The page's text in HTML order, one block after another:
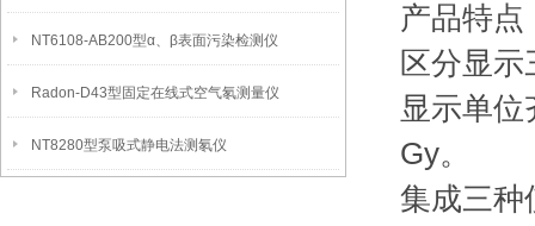
NT6108-AB200型α、β表面污染检测仪
Radon-D43型固定在线式空气氡测量仪
NT8280型泵吸式静电法测氡仪
产品特点
区分显
显示单位
Gy。
集成三种